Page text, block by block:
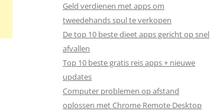
Geld verdienen met apps om
tweedehands spul te verkopen
De top 10 beste dieet apps gericht op snel
afvallen
Top 10 beste gratis reis apps + nieuwe
updates
Computer problemen op afstand
oplossen met Chrome Remote Desktop